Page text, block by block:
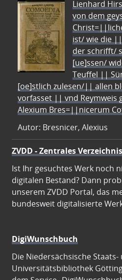
Lienhard
von dem
ist/ wie die
der schrifft/
[ue]ssen/
Teuffel ||
[oe]stlich zulesen/|| allen
vorfasset || vnd
Alexium Bres=||nicerum
Autor: Bresnicer, Alexius
ZVDD - Zentrales
Ist Ihr gesuchtes Werk noch
digitalen Bestand? Dann
unserem ZVDD Portal, das
bundesweit digitalisierte
DigiWunschbuch
Die Niedersächsische Staats-
Universitätsbibliothek